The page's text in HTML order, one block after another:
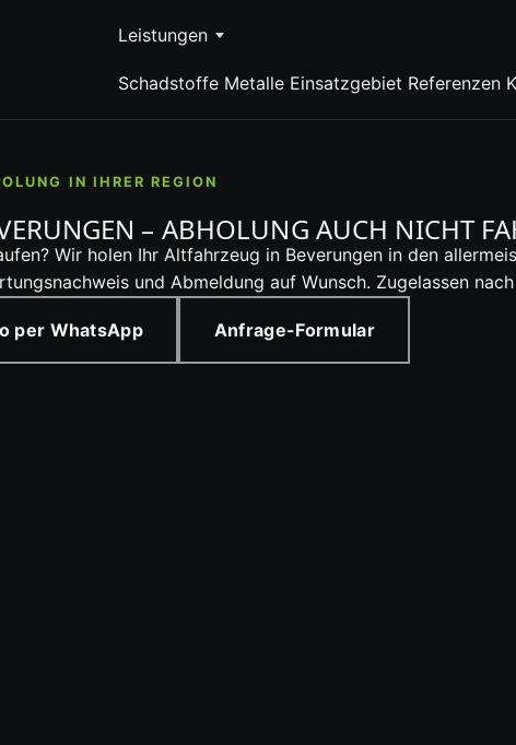
Leistungen
Schadstoffe Metalle Einsatzgebiet Referenzen
IN IHRER REGION
– ABHOLUNG AUCH NICHT
Wir holen Ihr Altfahrzeug in Beverungen in den
und Abmeldung auf Wunsch. Zugelassen nach
per WhatsApp Anfrage-Formular